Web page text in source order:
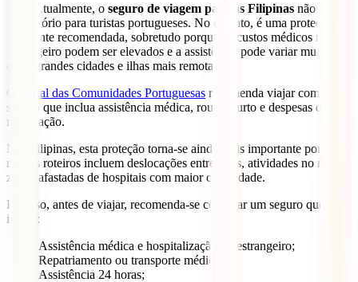
Não. Atualmente, o seguro de viagem para as Filipinas não é
obrigatório para turistas portugueses. No entanto, é uma proteção
altamente recomendada, sobretudo porque os custos médicos no
estrangeiro podem ser elevados e a assistência pode variar muito
entre grandes cidades e ilhas mais remotas.
Portal das Comunidades Portuguesas recomenda viajar com um
seguro que inclua assistência médica, roubo, furto e despesas de
repatriação.
Nas Filipinas, esta proteção torna-se ainda mais importante porque
muitos roteiros incluem deslocações entre ilhas, atividades no mar e
zonas afastadas de hospitais com maior capacidade.
Por isso, antes de viajar, recomenda-se contratar um seguro que
inclua:
Assistência médica e hospitalização no estrangeiro;
Repatriamento ou transporte médico;
Assistência 24 horas;